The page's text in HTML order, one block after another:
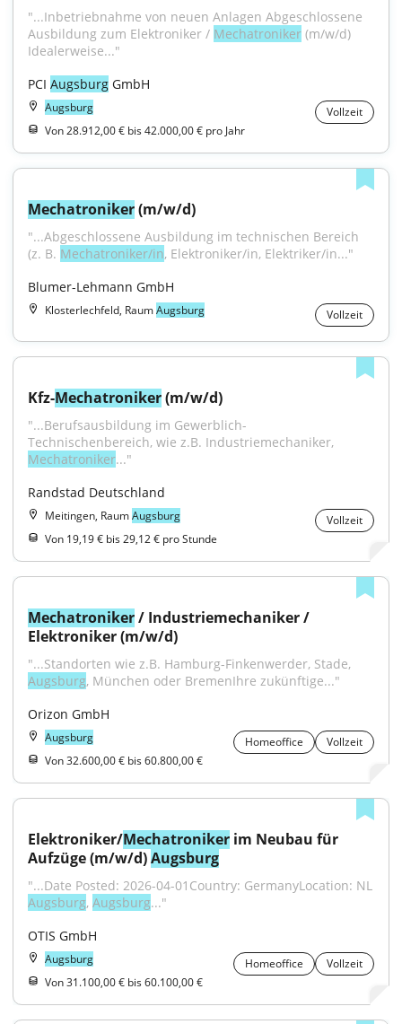
"...Inbetrieb­nahme von neuen Anlagen Abgeschlossene
Aus­bildung zum Elektroniker / Mechatroniker (m/w/d)
Idealerweise..."
PCI Augsburg GmbH
Augsburg
Vollzeit
Von 28.912,00 € bis 42.000,00 € pro Jahr
Mechatroniker (m/w/d)
"...Abgeschlossene Ausbildung im technischen Bereich
(z. B. Mechatroniker/in, Elektroniker/in, Elektriker/in..."
Blumer-Lehmann GmbH
Klosterlechfeld, RaumAugsburg Vollzeit
Kfz-Mechatroniker (m/w/d)
"...Berufsausbildung im Gewerblich-
Mechatroniker..."
Randstad Deutschland
Meitingen, RaumAugsburg
Vollzeit
Von 19,19 € bis 29,12 € pro Stunde
Mechatroniker / Industriemechaniker /
Elektroniker (m/w/d)
Augsburg, München oder BremenIhre zukünftige..."
Orizon GmbH
Augsburg Homeoffice
Vollzeit
Von 32.600,00 € bis 60.800,00 €
Elektroniker/Mechatroniker im Neubau für
Aufzüge (m/w/d) Augsburg
Augsburg, Augsburg..."
OTIS GmbH
Augsburg Homeoffice
Vollzeit
Von 31.100,00 € bis 60.100,00 €